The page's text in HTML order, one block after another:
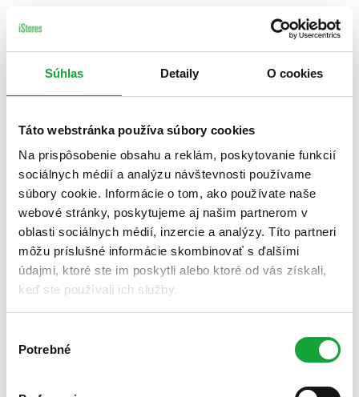
Súhlas Detaily O cookies
Táto webstránka používa súbory cookies
Na prispôsobenie obsahu a reklám, poskytovanie funkcií
sociálnych médií a analýzu návštevnosti používame
súbory cookie. Informácie o tom, ako používate naše
webové stránky, poskytujeme aj našim partnerom v
oblasti sociálnych médií, inzercie a analýzy. Títo partneri
môžu príslušné informácie skombinovať s ďalšími
údajmi, ktoré ste im poskytli alebo ktoré od vás získali,
keď ste používali ich služby.
súhlasu
Potrebné